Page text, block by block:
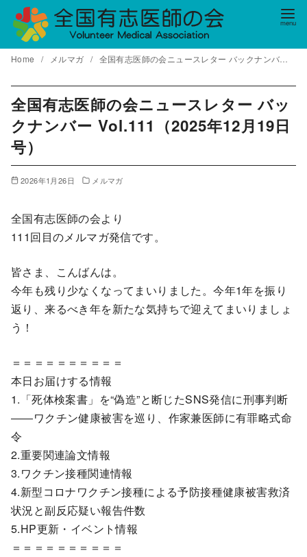
テ
Home メルマガ 全国有志医師の会ニュースレター バックナンバー Vol.111（2025年12月19日号）
全国有志医師の会ニュースレター バッ
クナンバー Vol.111（2025年12月19日
号）
2026年1月26日 メルマガ
全国有志医師の会より
111回目のメルマガ発信です。
皆さま、こんばんは。
今年も残り少なくなってまいりました。今年1年を振り
返り、来るべき年を新たな気持ちで迎えてまいりましょ
う！
＝＝＝＝＝＝＝＝＝＝
本日お届けする情報
1.「死体検案書」を“偽造”と断じたSNS発信に刑事判断
――ワクチン健康被害を巡り、作家兼医師に有罪略式命
令
2.重要関連論文情報
3.ワクチン接種関連情報
4.新型コロナワクチン接種による予防接種健康被害救済
状況と副反応疑い報告件数
5.HP更新・イベント情報
＝＝＝＝＝＝＝＝＝＝